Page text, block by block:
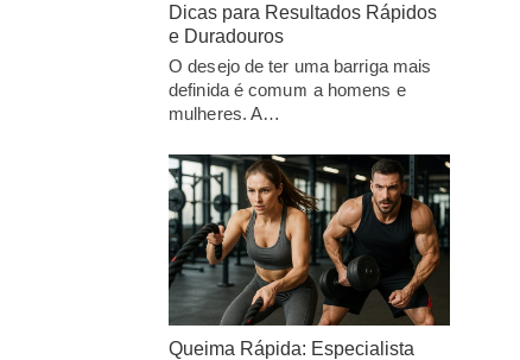
Dicas para Resultados Rápidos
e Duradouros
O desejo de ter uma barriga mais
definida é comum a homens e
mulheres. A…
Queima Rápida: Especialista